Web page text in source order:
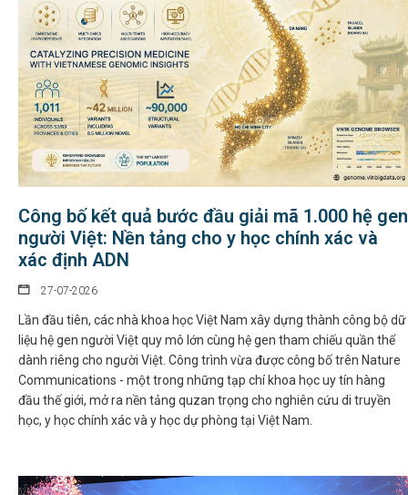
Công bố kết quả bước đầu giải mã 1.000 hệ gen
người Việt: Nền tảng cho y học chính xác và
xác định ADN
27-07-2026
Lần đầu tiên, các nhà khoa học Việt Nam xây dựng thành công bộ dữ
liệu hệ gen người Việt quy mô lớn cùng hệ gen tham chiếu quần thể
dành riêng cho người Việt. Công trình vừa được công bố trên Nature
Communications - một trong những tạp chí khoa học uy tín hàng
đầu thế giới, mở ra nền tảng quzan trọng cho nghiên cứu di truyền
học, y học chính xác và y học dự phòng tại Việt Nam.